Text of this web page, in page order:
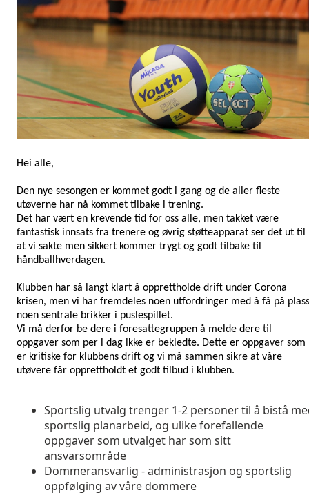
Hei alle,
Den nye sesongen er kommet godt i gang og de aller fleste
utøverne har nå kommet tilbake i trening.
Det har vært en krevende tid for oss alle, men takket være
fantastisk innsats fra trenere og øvrig støtteapparat ser det ut til
at vi sakte men sikkert kommer trygt og godt tilbake til
håndballhverdagen.
Klubben har så langt klart å opprettholde drift under Corona
krisen, men vi har fremdeles noen utfordringer med å få på plass
noen sentrale brikker i puslespillet.
Vi må derfor be dere i foresattegruppen å melde dere til
oppgaver som per i dag ikke er bekledte. Dette er oppgaver som
er kritiske for klubbens drift og vi må sammen sikre at våre
utøvere får opprettholdt et godt tilbud i klubben.
Sportslig utvalg trenger 1-2 personer til å bistå
sportslig planarbeid, og ulike forefallende
oppgaver som utvalget har som sitt
ansvarsområde
Dommeransvarlig - administrasjon og sportslig
oppfølging av våre dommere